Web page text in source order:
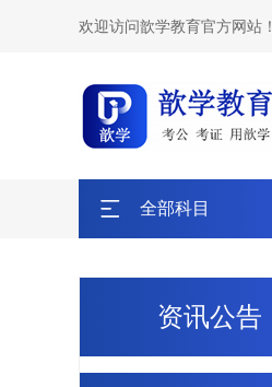
欢迎访问歆学教育官方网站！
全部科目
资讯公告